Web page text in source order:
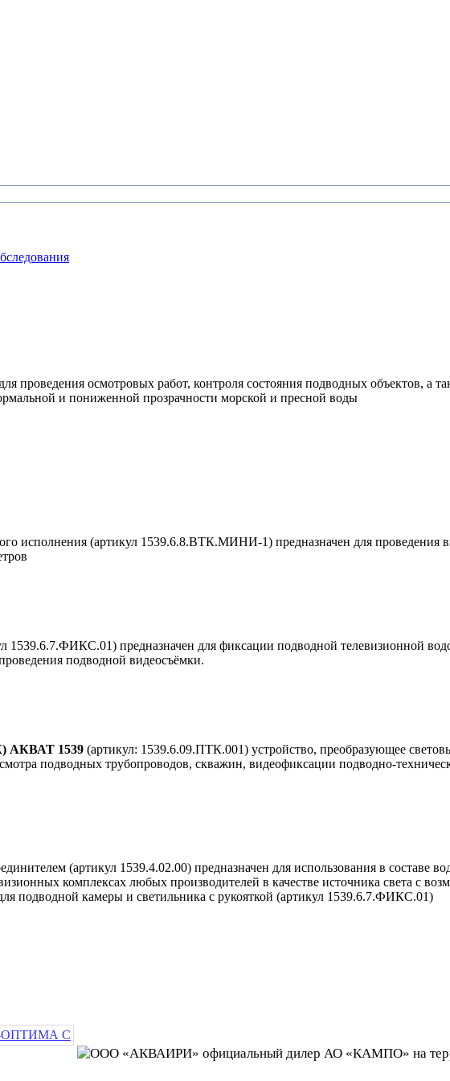
проведения осмотровых работ, контроля состояния подводных объектов, а
и пониженной прозрачности морской и пресной воды
исполнения (артикул 1539.6.8.ВТК.МИНИ-1) предназначен для проведения
1539.6.7.ФИКС.01) предназначен для фиксации подводной телевизионной
подводной видеосъёмки.
АКВАТ 1539 (артикул: 1539.6.09.ПТК.001) устройство, преобразующее
подводных трубопроводов, скважин, видеофиксации подводно-
(артикул 1539.4.02.00) предназначен для использования в составе
комплексах любых производителей в качестве источника света с
подводной камеры и светильника с рукояткой (артикул 1539.6.7.ФИКС.01)
ООО «АКВАИРИ» официальный дилер АО «КАМПО» на